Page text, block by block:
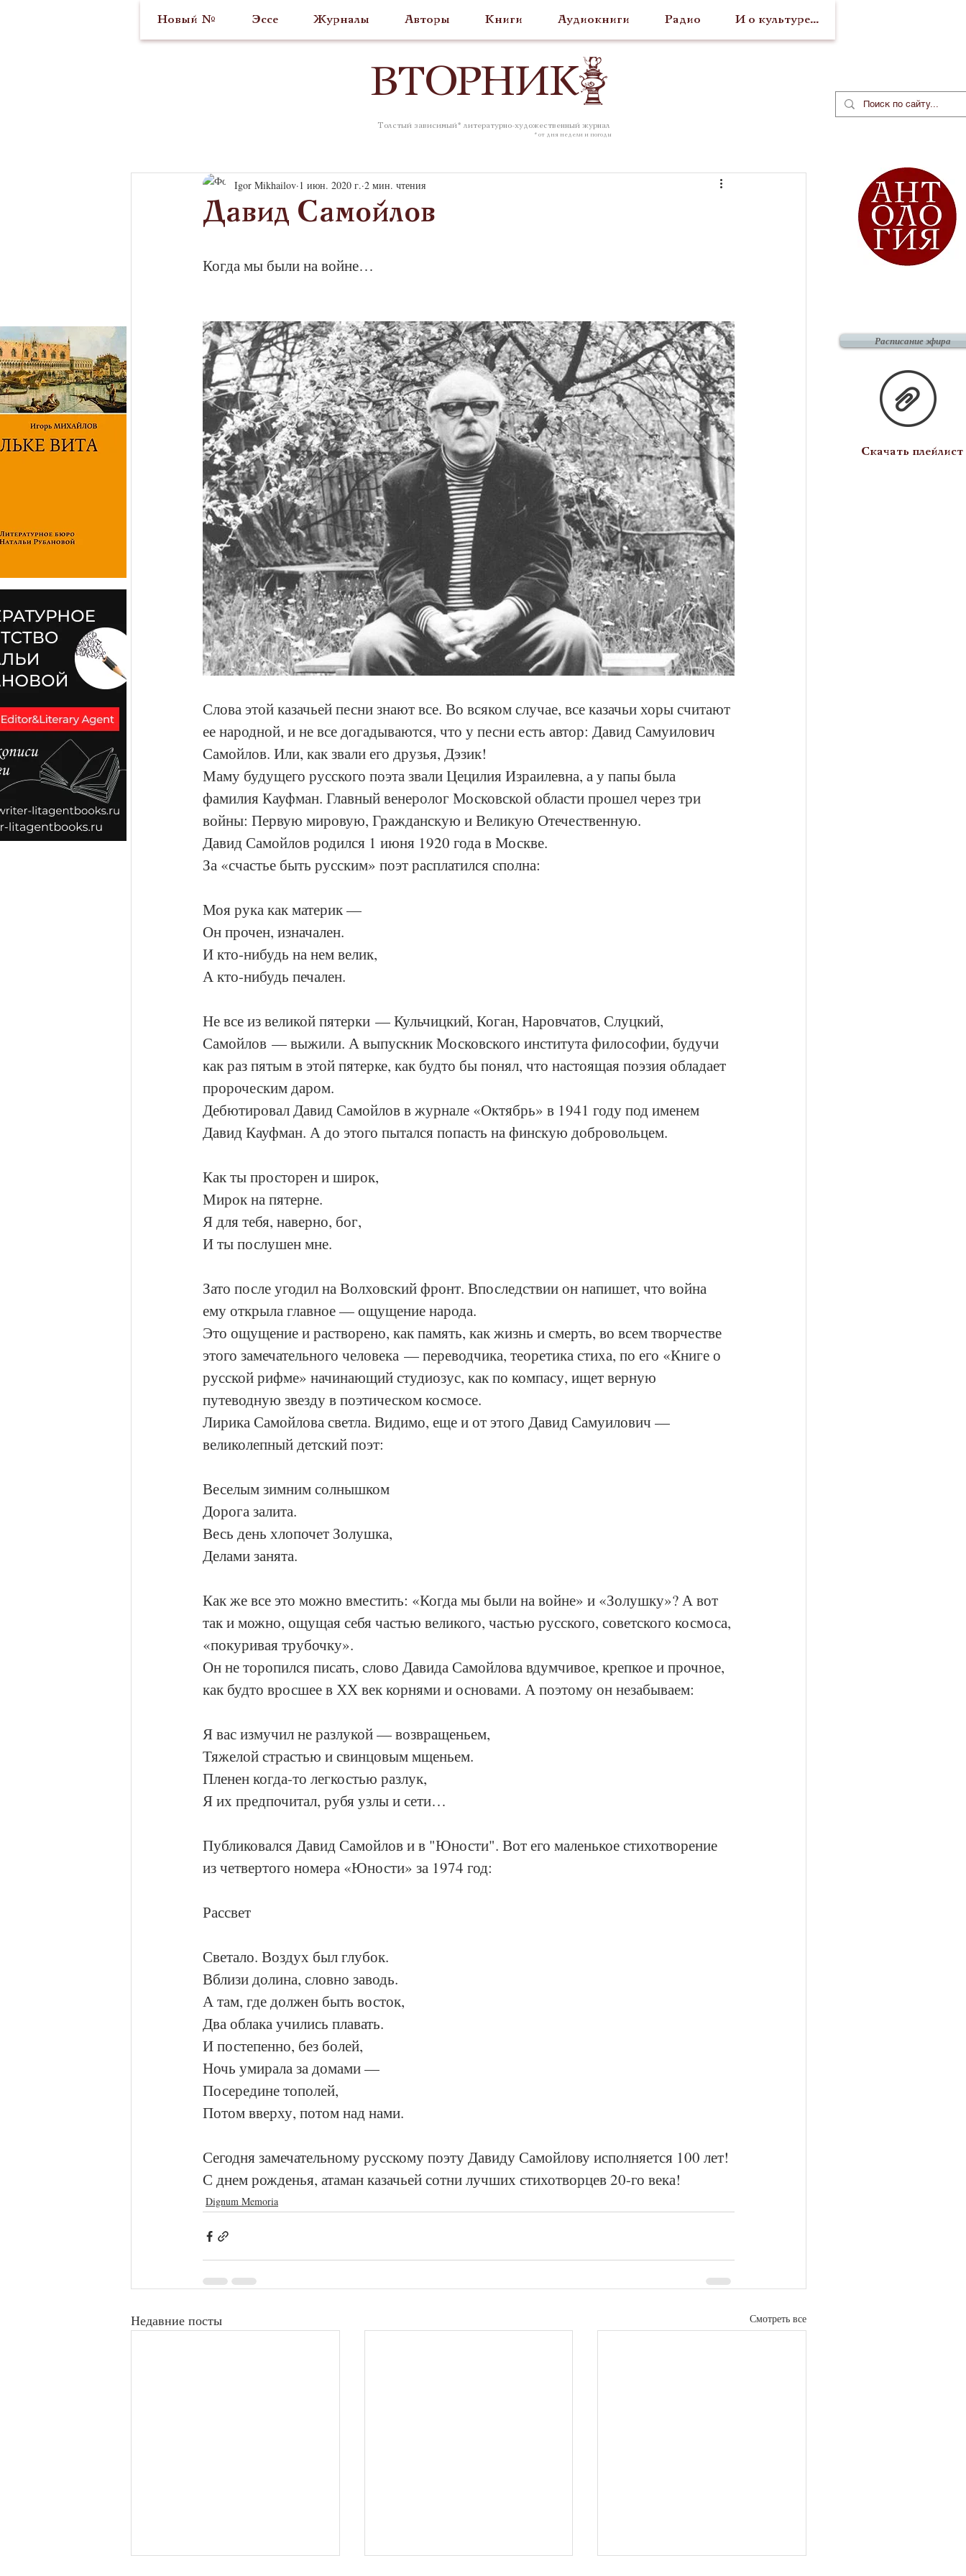
Новый № Эссе Журналы Авторы Книги Аудиокниги Радио И о культуре...
ВТОРНИК
Толстый зависимый* литературно-художественный журнал
* от дня недели и погоды
Давид Самойлов
Igor Mikhailov 1 июн. 2020 г. 2 мин. чтения
Когда мы были на войне…
Слова этой казачьей песни знают все. Во всяком случае, все казачьи хоры считают
ее народной, и не все догадываются, что у песни есть автор: Давид Самуилович
Самойлов. Или, как звали его друзья, Дэзик!
Маму будущего русского поэта звали Цецилия Израилевна, а у папы была
фамилия Кауфман. Главный венеролог Московской области прошел через три
войны: Первую мировую, Гражданскую и Великую Отечественную.
Давид Самойлов родился 1 июня 1920 года в Москве.
За «счастье быть русским» поэт расплатился сполна:
Моя рука как материк —
Он прочен, изначален.
И кто-нибудь на нем велик,
А кто-нибудь печален.
Не все из великой пятерки — Кульчицкий, Коган, Наровчатов, Слуцкий,
Самойлов — выжили. А выпускник Московского института философии, будучи
как раз пятым в этой пятерке, как будто бы понял, что настоящая поэзия обладает
пророческим даром.
Дебютировал Давид Самойлов в журнале «Октябрь» в 1941 году под именем
Давид Кауфман. А до этого пытался попасть на финскую добровольцем.
Как ты просторен и широк,
Мирок на пятерне.
Я для тебя, наверно, бог,
И ты послушен мне.
Зато после угодил на Волховский фронт. Впоследствии он напишет, что война
ему открыла главное — ощущение народа.
Это ощущение и растворено, как память, как жизнь и смерть, во всем творчестве
этого замечательного человека — переводчика, теоретика стиха, по его «Книге о
русской рифме» начинающий студиозус, как по компасу, ищет верную
путеводную звезду в поэтическом космосе.
Лирика Самойлова светла. Видимо, еще и от этого Давид Самуилович —
великолепный детский поэт:
Веселым зимним солнышком
Дорога залита.
Весь день хлопочет Золушка,
Делами занята.
Как же все это можно вместить: «Когда мы были на войне» и «Золушку»? А вот
так и можно, ощущая себя частью великого, частью русского, советского космоса,
«покуривая трубочку».
Он не торопился писать, слово Давида Самойлова вдумчивое, крепкое и прочное,
как будто вросшее в ХХ век корнями и основами. А поэтому он незабываем:
Я вас измучил не разлукой — возвращеньем,
Тяжелой страстью и свинцовым мщеньем.
Пленен когда-то легкостью разлук,
Я их предпочитал, рубя узлы и сети…
Публиковался Давид Самойлов и в "Юности". Вот его маленькое стихотворение
из четвертого номера «Юности» за 1974 год:
Рассвет
Светало. Воздух был глубок.
Вблизи долина, словно заводь.
А там, где должен быть восток,
Два облака учились плавать.
И постепенно, без болей,
Ночь умирала за домами —
Посередине тополей,
Потом вверху, потом над нами.
Сегодня замечательному русскому поэту Давиду Самойлову исполняется 100 лет!
С днем рожденья, атаман казачьей сотни лучших стихотворцев 20-го века!
Dignum Memoria
Недавние посты Смотреть все
Расписание эфира
Скачать плейлист